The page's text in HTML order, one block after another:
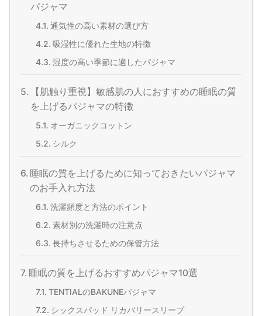
パジャマ
通気性の高い素材の選び方
吸湿性に優れた生地の特徴
湿度の高い季節に適したパジャマ
【肌触り重視】敏感肌の人におすすめの睡眠の質
を上げるパジャマの特徴
オーガニックコットン
シルク
睡眠の質を上げるために知っておきたいパジャマ
のお手入れ方法
洗濯頻度と方法のポイント
素材別の洗濯時の注意点
長持ちさせるための保管方法
睡眠の質を上げるおすすめパジャマ10選
TENTIALのBAKUNEパジャマ
シックスパッド リカバリースリープ